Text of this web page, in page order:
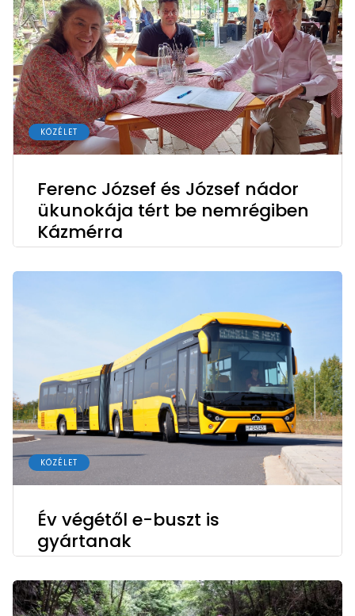
KÖZÉLET
Ferenc József és József nádor
ükunokája tért be nemrégiben
Kázmérra
KÖZÉLET
Év végétől e-buszt is
gyártanak